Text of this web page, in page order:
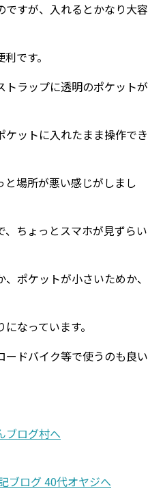
ですが、入れるとかなり大容
です。
トラップに透明のポケットが
ケットに入れたまま操作でき
場所が悪い感じがしまし
、ちょっとスマホが見ずらい
ポケットが小さいためか、
なっています。
ードバイク等で使うのも良い